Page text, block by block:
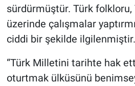
sürdürmüştür. Türk folkloru,
üzerinde çalışmalar
ciddi bir şekilde ilgilenmiştir.
“Türk Milletini tarihte hak
oturtmak ülküsünü